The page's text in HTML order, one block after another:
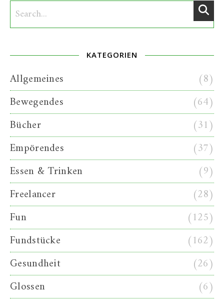
KATEGORIEN
Allgemeines
(8)
Bewegendes
(64)
Bücher
(31)
Empörendes
(37)
Essen & Trinken
(9)
Freelancer
(28)
Fun
(125)
Fundstücke
(162)
Gesundheit
(26)
Glossen
(6)